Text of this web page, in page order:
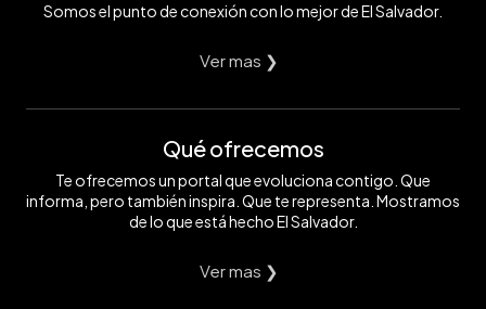
Somos el punto de conexión con lo mejor de El Salvador.
Ver mas ❯
Qué ofrecemos
Te ofrecemos un portal que evoluciona contigo. Que
informa, pero también inspira. Que te representa. Mostramos
de lo que está hecho El Salvador.
Ver mas ❯